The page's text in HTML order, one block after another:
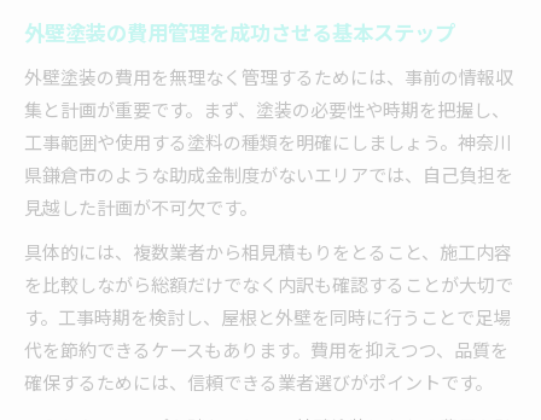
外壁塗装の費用管理を成功させる基本ステップ
外壁塗装の費用を無理なく管理するためには、事前の情報収
集と計画が重要です。まず、塗装の必要性や時期を把握し、
工事範囲や使用する塗料の種類を明確にしましょう。神奈川
県鎌倉市のような助成金制度がないエリアでは、自己負担を
見越した計画が不可欠です。
具体的には、複数業者から相見積もりをとること、施工内容
を比較しながら総額だけでなく内訳も確認することが大切で
す。工事時期を検討し、屋根と外壁を同時に行うことで足場
代を節約できるケースもあります。費用を抑えつつ、品質を
確保するためには、信頼できる業者選びがポイントです。